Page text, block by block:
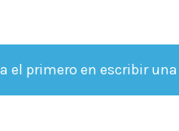
el primero en escribir